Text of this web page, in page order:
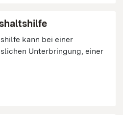
kann bei einer
Unterbringung, einer